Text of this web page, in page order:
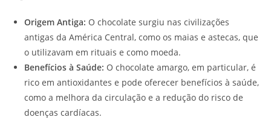
Origem Antiga: O chocolate surgiu nas civilizações
antigas da América Central, como os maias e astecas, que
o utilizavam em rituais e como moeda.
Benefícios à Saúde: O chocolate amargo, em particular, é
rico em antioxidantes e pode oferecer benefícios à saúde,
como a melhora da circulação e a redução do risco de
doenças cardíacas.